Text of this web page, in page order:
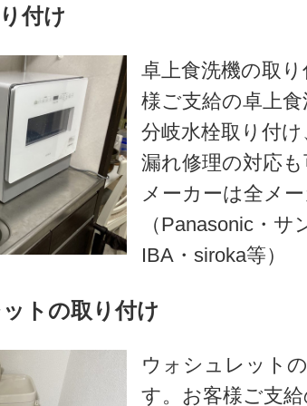
付け
卓上食洗機の取
様ご支給の卓上食
分岐水栓取り付
漏れ修理の対応
メーカーは全メ
（Panasonic・
IBA・siroka等）
トの取り付け
ウォシュレット
す。お客様ご支